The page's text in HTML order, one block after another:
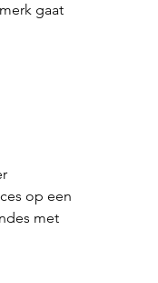
gaat
op een
met